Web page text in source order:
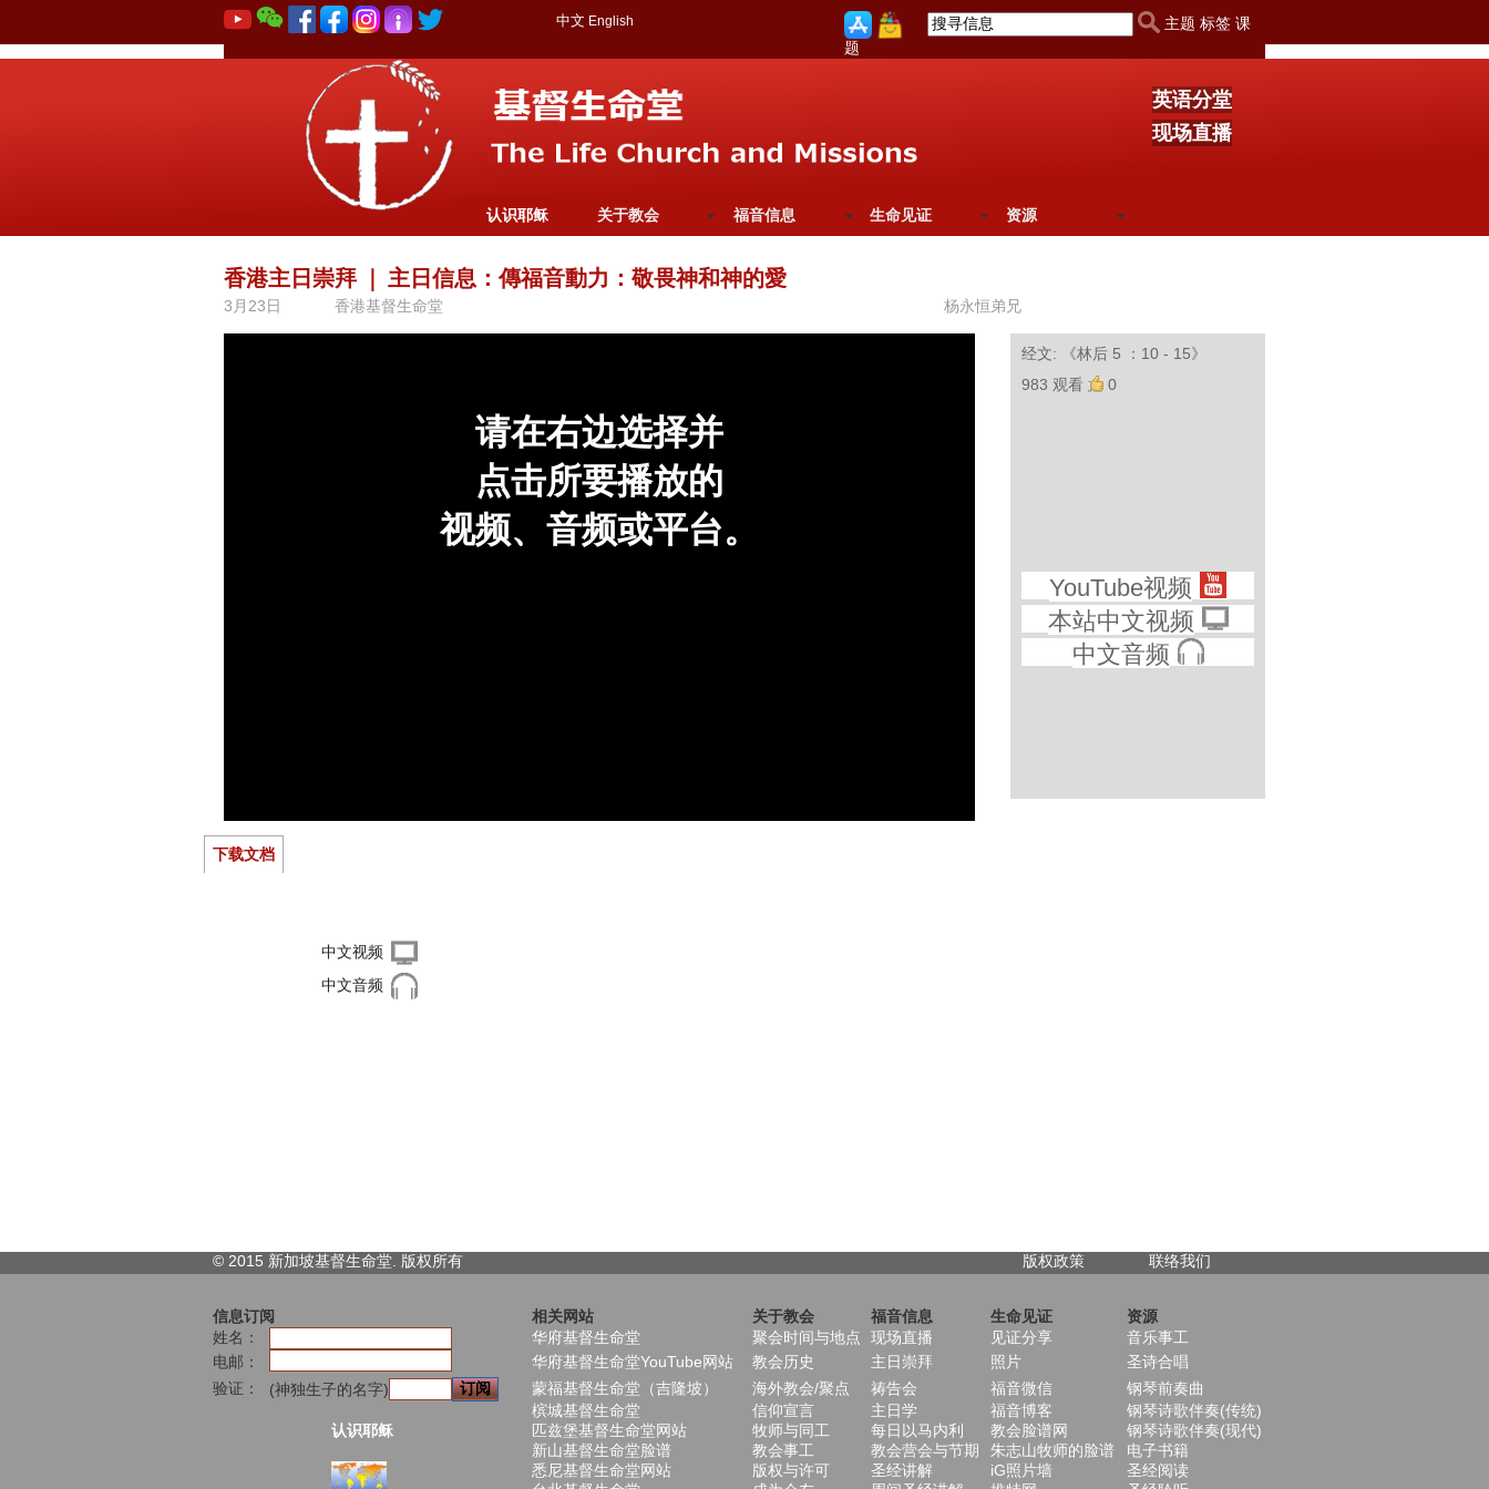
中文 English
主题 标签 课
题
英语分堂
现场直播
认识耶稣 关于教会 福音信息 生命见证 资源
香港主日崇拜 主日信息：傳福音動力：敬畏神和神的愛
3月23日 香港基督生命堂 杨永恒弟兄
经文: 《林后 5 ：10 - 15》
983 观看
0
YouTube视频
本站中文视频
中文音频
下载文档
中文视频
中文音频
© 2015 新加坡基督生命堂. 版权所有 版权政策 联络我们
信息订阅 相关网站 关于教会 福音信息 生命见证
资源
姓名：
华府基督生命堂 聚会时间与地点 现场直播 见证分享
音乐事工
电邮：
华府基督生命堂YouTube网站 教会历史 主日崇拜 照片
圣诗合唱
验证：
(神独生子的名字) 蒙福基督生命堂（吉隆坡） 海外教会/聚点 祷告会 福音微信
钢琴前奏曲
槟城基督生命堂
信仰宣言 主日学 福音博客
钢琴诗歌伴奏(传统)
认识耶稣
匹兹堡基督生命堂网站 牧师与同工 每日以马内利 教会脸谱网
钢琴诗歌伴奏(现代)
新山基督生命堂脸谱
教会事工 教会营会与节期 朱志山牧师的脸谱
电子书籍
悉尼基督生命堂网站
版权与许可 圣经讲解 iG照片墙
圣经阅读